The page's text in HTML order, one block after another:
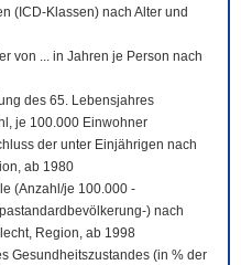
(ICD-Klassen) nach Alter und
von ... in Jahren je Person nach
des 65. Lebensjahres
je 100.000 Einwohner
der unter Einjährigen nach
ab 1980
(Anzahl/je 100.000 -
) nach
Region, ab 1998
Gesundheitszustandes (in % der